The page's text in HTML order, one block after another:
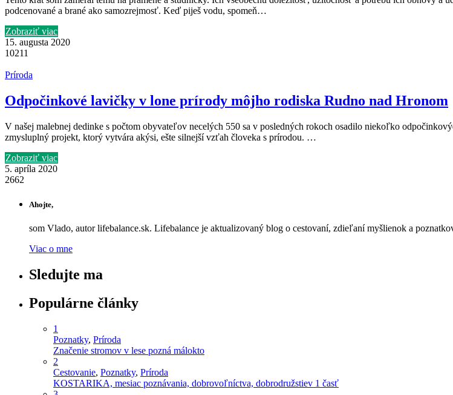
podcenované a brané ako samozrejmosť. Keď piješ vodu, spomeň…
Zobraziť viac
15. augusta 2020
10211
Príroda
Odpočinkové lavičky v lone prírody môjho rodiska Rudno nad Hronom
V našej malebnej dedinke s počtom obyvateľov necelých 550 sa v posledných rokoch osadilo niekoľko
zmysluplný projekt, ktorý vytvára akýsi, ešte silnejší vzťah človeka s prírodou. …
Zobraziť viac
5. apríla 2020
2662
Ahojte,
som Vlado, autor lifebalance.sk. Lifebalance je aktualizovaný blog o cestovaní, zdieľaní myšlienok a
Viac o mne
Sledujte ma
Populárne články
1
Poznatky, Príroda
Značenie stromov v lese pozná málokto
2
Cestovanie, Poznatky, Príroda
KOSTARIKA, mesiac poznávania, dobrovoľníctva, dobrodružstiev 1 časť